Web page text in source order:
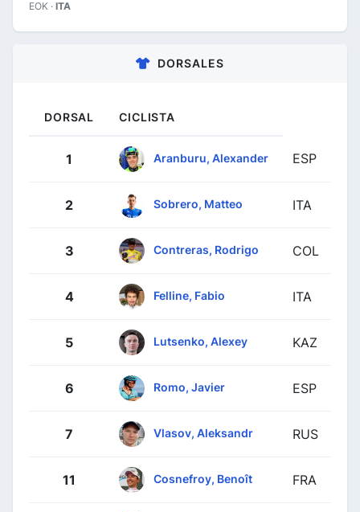
EOK · ITA
DORSALES
DORSAL CICLISTA
1 Aranburu, Alexander ESP
2 Sobrero, Matteo ITA
3 Contreras, Rodrigo COL
4 Felline, Fabio ITA
5 Lutsenko, Alexey KAZ
6 Romo, Javier ESP
7 Vlasov, Aleksandr RUS
11 Cosnefroy, Benoît FRA